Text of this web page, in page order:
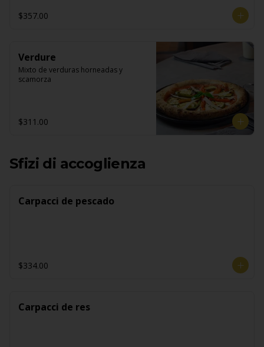
$357.00
Verdure
Mixto de verduras horneadas y
scamorza
$311.00
Sfizi di accoglienza
Carpacci de pescado
$334.00
Carpacci de res